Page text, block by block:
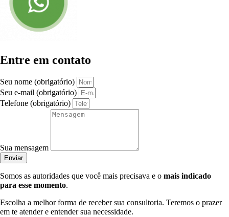
Entre em contato
Seu nome (obrigatório)
Seu e-mail (obrigatório)
Telefone (obrigatório)
Sua mensagem
Enviar
Somos as autoridades que você mais precisava e o mais indicado
para esse momento.
Escolha a melhor forma de receber sua consultoria. Teremos o prazer
em te atender e entender sua necessidade.